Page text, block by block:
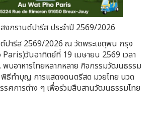
งกรานต์ปารีส ประจำปี 2569/2026
ปารีส 2569/2026 ณ วัดพระเชตุพน กรุง
วันอาทิตย์ที่ 19 เมษายน 2569 เวลา
บอาหารไทยหลากหลาย กิจกรรมวัฒนธรรม
พิธีทำบุญ การแสดงดนตรีสด มวยไทย นวด
รศการต่าง ๆ เพื่อร่วมสืบสานวัฒนธรรมไทย